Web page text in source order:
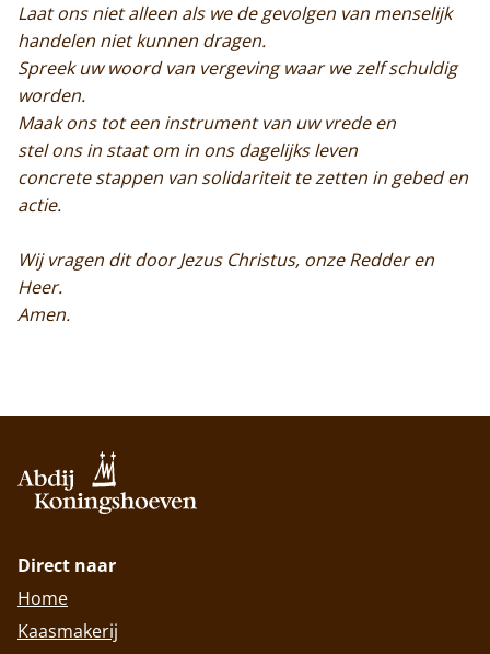
Laat ons niet alleen als we de gevolgen van menselijk
handelen niet kunnen dragen.
Spreek uw woord van vergeving waar we zelf schuldig
worden.
Maak ons tot een instrument van uw vrede en
stel ons in staat om in ons dagelijks leven
concrete stappen van solidariteit te zetten in gebed en
actie.
Wij vragen dit door Jezus Christus, onze Redder en
Heer.
Amen.
Direct naar
Home
Kaasmakerij